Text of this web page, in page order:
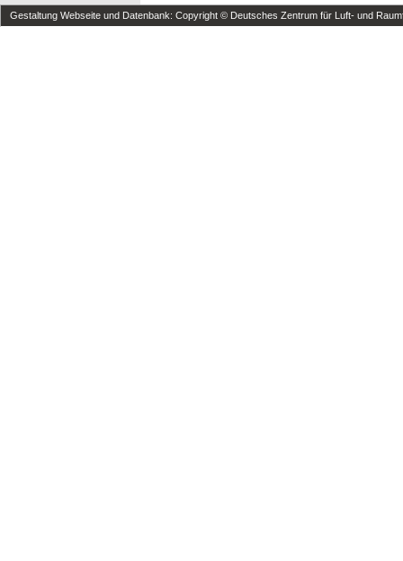
Gestaltung Webseite und Datenbank: Copyright © Deutsches Zentrum für Luft- und